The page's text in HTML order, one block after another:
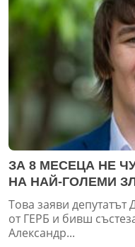
ЗА 8 МЕСЕЦА НЕ
НА НАЙ-ГОЛЕМИ
Това заяви депутатът
от ГЕРБ и бивш
Александр...